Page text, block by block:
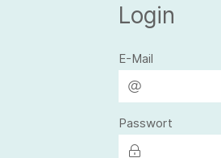
Login
E-Mail
Passwort